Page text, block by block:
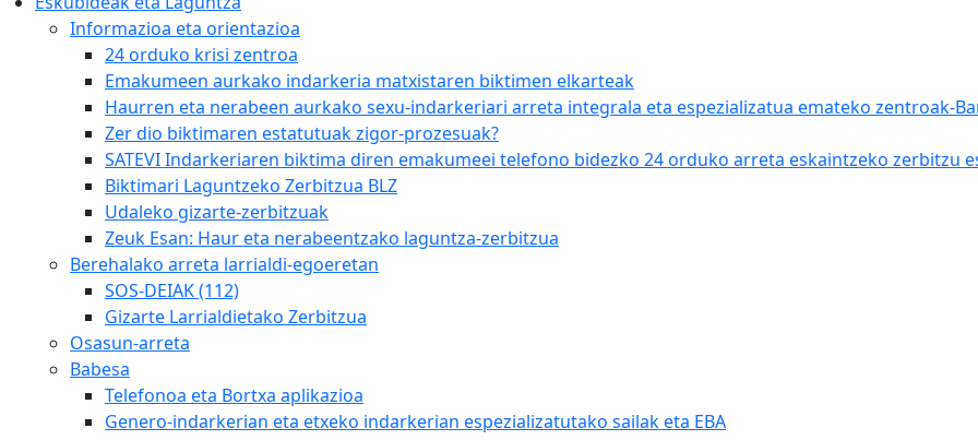
Informazioa eta orientazioa
24 orduko krisi zentroa
Emakumeen aurkako indarkeria matxistaren biktimen elkarteak
Haurren eta nerabeen aurkako sexu-indarkeriari arreta integrala eta espezializatua emateko zentroak-
Zer dio biktimaren estatutuak zigor-prozesuak?
SATEVI Indarkeriaren biktima diren emakumeei telefono bidezko 24 orduko arreta eskaintzeko zerbitzu
Biktimari Laguntzeko Zerbitzua BLZ
Udaleko gizarte-zerbitzuak
Zeuk Esan: Haur eta nerabeentzako laguntza-zerbitzua
Berehalako arreta larrialdi-egoeretan
SOS-DEIAK (112)
Gizarte Larrialdietako Zerbitzua
Osasun-arreta
Babesa
Telefonoa eta Bortxa aplikazioa
Genero-indarkerian eta etxeko indarkerian espezializatutako sailak eta EBA